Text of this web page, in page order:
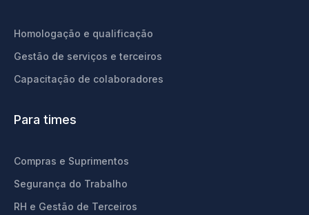
Homologação e qualificação
Gestão de serviços e terceiros
Capacitação de colaboradores
Para times
Compras e Suprimentos
Segurança do Trabalho
RH e Gestão de Terceiros